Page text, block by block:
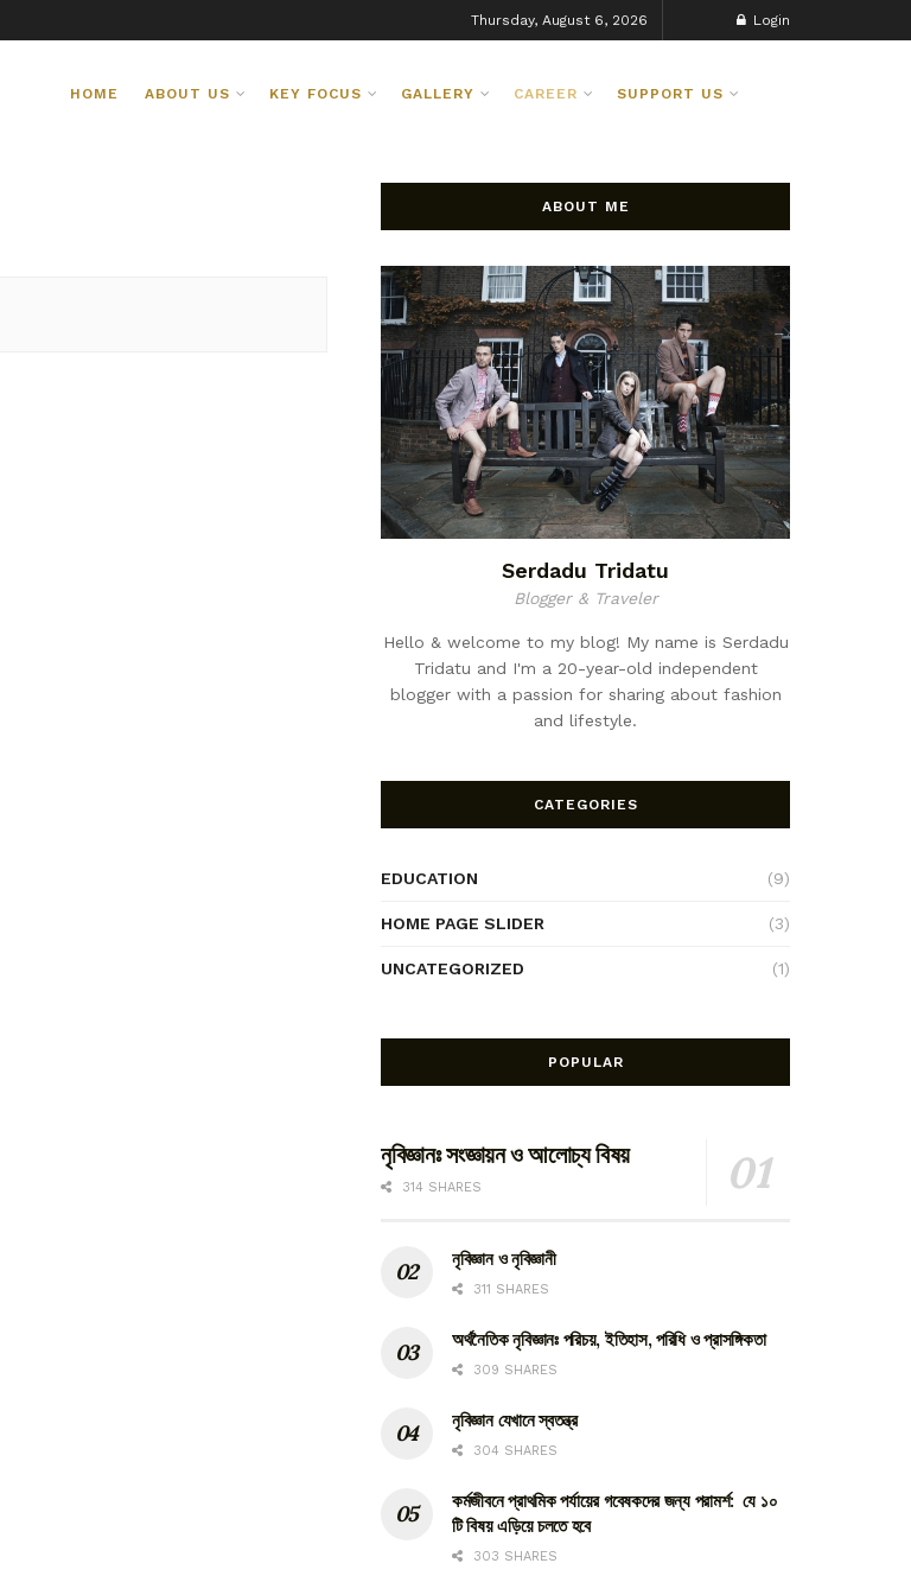
Thursday, August 6, 2026 Login
HOME ABOUT US KEY FOCUS GALLERY CAREER SUPPORT US
ABOUT ME
Serdadu Tridatu
Blogger & Traveler
Hello & welcome to my blog! My name is Serdadu
Tridatu and I'm a 20-year-old independent
blogger with a passion for sharing about fashion
and lifestyle.
CATEGORIES
EDUCATION (9)
HOME PAGE SLIDER (3)
UNCATEGORIZED (1)
POPULAR
নৃবিজ্ঞানঃ সংজ্ঞায়ন ও আলোচ্য বিষয়
314 SHARES
নৃবিজ্ঞান ও নৃবিজ্ঞানী
311 SHARES
অর্থনৈতিক নৃবিজ্ঞানঃ পরিচয়, ইতিহাস, পরিধি ও প্রাসঙ্গিকতা
309 SHARES
নৃবিজ্ঞান যেখানে স্বতন্ত্র
304 SHARES
কর্মজীবনে প্রাথমিক পর্যায়ের গবেষকদের জন্য পরামর্শ: যে ১০
টি বিষয় এড়িয়ে চলতে হবে
303 SHARES